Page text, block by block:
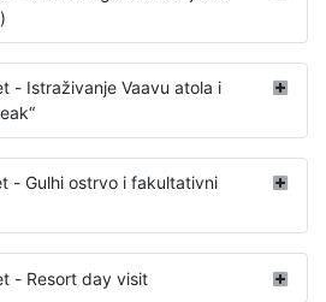
- Istraživanje Vaavu atola i
- Gulhi ostrvo i fakultativni
- Resort day visit